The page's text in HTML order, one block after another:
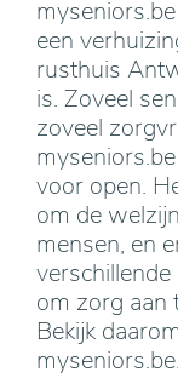
een
rusthuis
is. Zoveel
zoveel
voor open.
om de
mensen, en
om zorg aan
Bekijk
myseniors.be.